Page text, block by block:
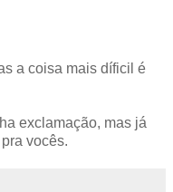
a coisa mais díficil é
exclamação, mas já
pra vocês.